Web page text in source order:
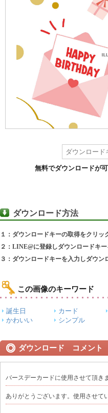
無料でダウンロードが可
ダウンロード方法
１：ダウンロードキーの取得をクリッ
２：LINE@に登録しダウンロードキ
３：ダウンロードキーを入力しダウン
この画像のキーワード
誕生日 カード
かわいい
シンプル
ダウンロード コメント
バースデーカードに使用させて頂き
ありがとうございます。使用させて